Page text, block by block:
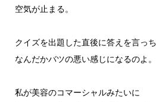
空気が止まる。
クイズを出題した直後に答えを言っ
なんだかバツの悪い感じになるのよ
私が美容のコマーシャルみたいに